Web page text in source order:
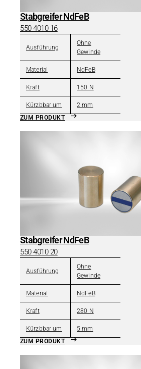
Stabgreifer NdFeB
550 4010 16
Ausführung
Ohne
Gewinde
Material NdFeB
Kraft 150 N
Kürzbbar um
2 mm
ZUM PRODUKT
Stabgreifer NdFeB
550 4010 20
Ausführung
Ohne
Gewinde
Material NdFeB
Kraft 280 N
Kürzbbar um
5 mm
ZUM PRODUKT